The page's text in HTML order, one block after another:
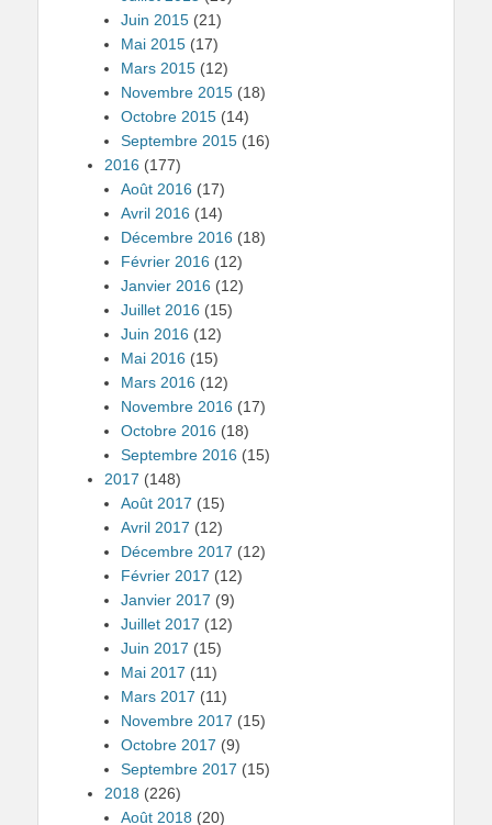
Juin 2015 (21)
Mai 2015 (17)
Mars 2015 (12)
Novembre 2015 (18)
Octobre 2015 (14)
Septembre 2015 (16)
2016 (177)
Août 2016 (17)
Avril 2016 (14)
Décembre 2016 (18)
Février 2016 (12)
Janvier 2016 (12)
Juillet 2016 (15)
Juin 2016 (12)
Mai 2016 (15)
Mars 2016 (12)
Novembre 2016 (17)
Octobre 2016 (18)
Septembre 2016 (15)
2017 (148)
Août 2017 (15)
Avril 2017 (12)
Décembre 2017 (12)
Février 2017 (12)
Janvier 2017 (9)
Juillet 2017 (12)
Juin 2017 (15)
Mai 2017 (11)
Mars 2017 (11)
Novembre 2017 (15)
Octobre 2017 (9)
Septembre 2017 (15)
2018 (226)
Août 2018 (20)